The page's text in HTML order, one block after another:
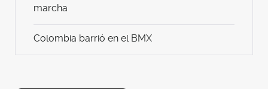
marcha
Colombia barrió en el BMX